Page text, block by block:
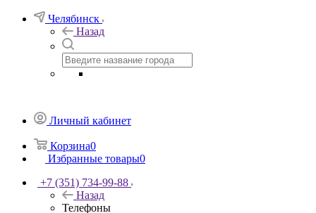
Челябинск
Назад
Личный кабинет
Корзина0
Избранные товары0
+7 (351) 734-99-88
Назад
Телефоны